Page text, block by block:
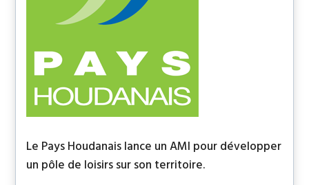
Le Pays Houdanais lance un AMI pour développer
un pôle de loisirs sur son territoire.